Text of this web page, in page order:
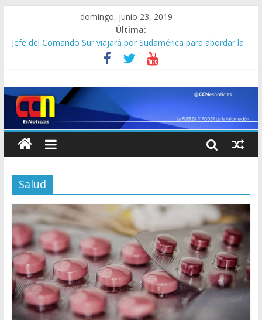
domingo, junio 23, 2019
Última:
Jefe del Comando Sur viajará por Sudamérica para abordar la
Detienen a “El Yiyo” uno de los 10 más buscados en Carabobo
taxi
Lo que se sabe de los militares y funcionarios del Cicpc
detenidos en las últimas horas
Corpoelec apuesta por un Frankenstein para el Zulia
Salud